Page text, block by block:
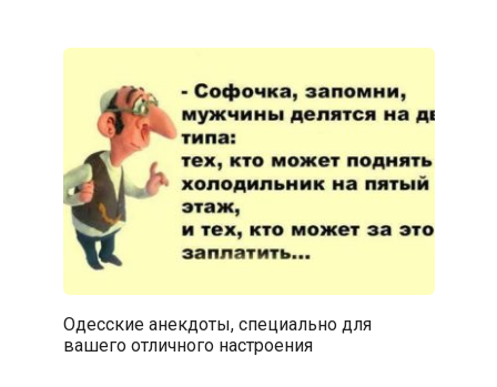
Одесские анекдоты, специально для
вашего отличного настроения